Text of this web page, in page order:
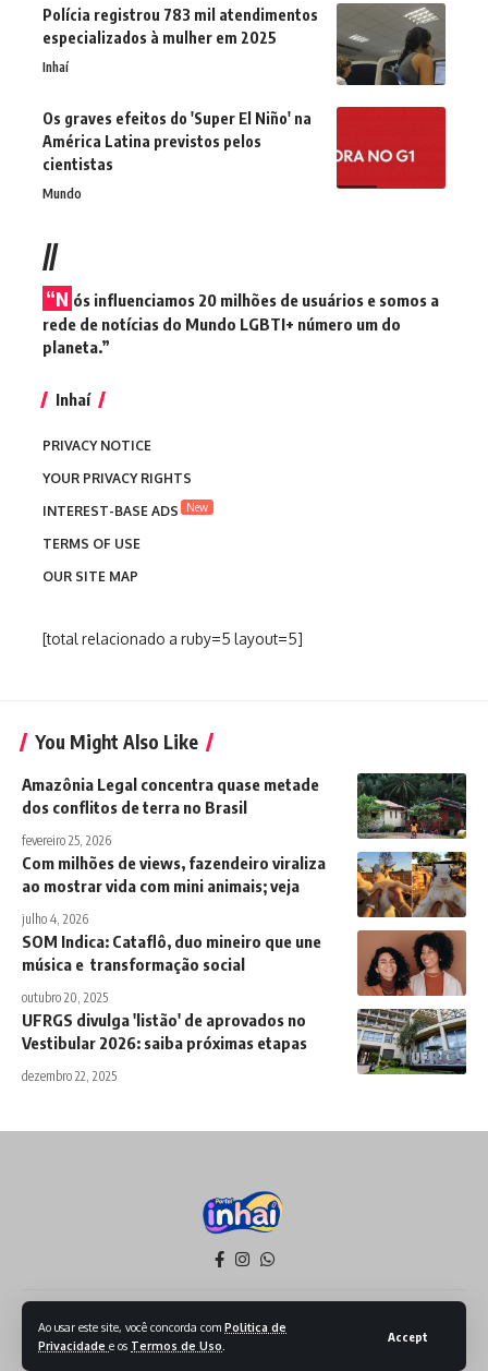
Ao usar este site, você concorda com Politica de
Privacidade e os Termos de Uso
Accept
Polícia registrou 783 mil atendimentos
especializados à mulher em 2025
Inhaí
Os graves efeitos do 'Super El Niño' na
América Latina previstos pelos
cientistas
Mundo
//
“N ós influenciamos 20 milhões de usuários e somos a
rede de notícias do Mundo LGBTI+ número um do
planeta.”
Inhaí
PRIVACY NOTICE
YOUR PRIVACY RIGHTS
INTEREST-BASE ADS
New
TERMS OF USE
OUR SITE MAP
[total relacionado a ruby=5 layout=5]
You Might Also Like
Amazônia Legal concentra quase metade
dos conflitos de terra no Brasil
fevereiro 25, 2026
Com milhões de views, fazendeiro viraliza
ao mostrar vida com mini animais; veja
julho 4, 2026
SOM Indica: Cataflô, duo mineiro que une
música e transformação social
outubro 20, 2025
UFRGS divulga 'listão' de aprovados no
Vestibular 2026: saiba próximas etapas
dezembro 22, 2025
Todos os Direitos reservados - 2026 - Produzido por Sept Mídia
Política de Privacidade